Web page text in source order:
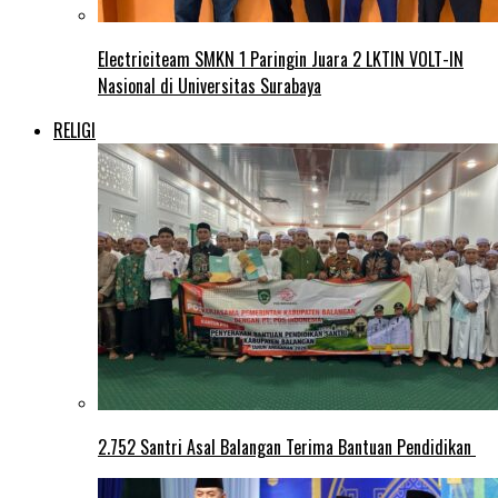
Electriciteam SMKN 1 Paringin Juara 2 LKTIN VOLT-IN
Nasional di Universitas Surabaya
RELIGI
2.752 Santri Asal Balangan Terima Bantuan Pendidikan